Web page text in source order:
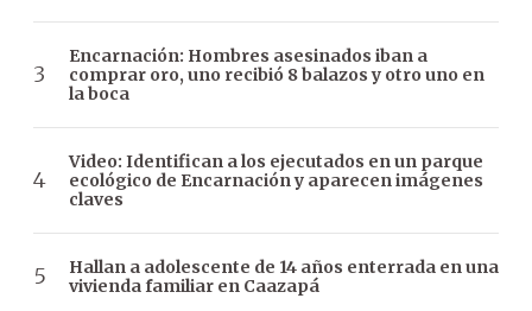
Encarnación: Hombres asesinados iban a
comprar oro, uno recibió 8 balazos y otro uno en
la boca
Video: Identifican a los ejecutados en un parque
ecológico de Encarnación y aparecen imágenes
claves
Hallan a adolescente de 14 años enterrada en una
vivienda familiar en Caazapá